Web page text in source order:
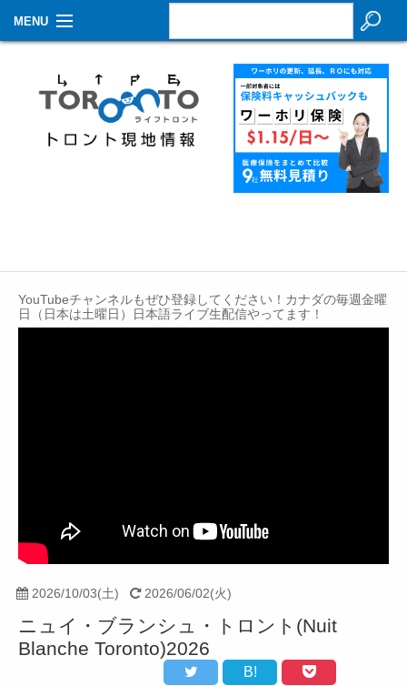
MENU
生活情報
その他
Contact
YouTubeチャンネルもぜひ登録してください！カナダの毎週金曜
日（日本は土曜日）日本語ライブ生配信やってます！
2026/10/03(土) 2026/06/02(火)
ニュイ・ブランシュ・トロント(Nuit
Blanche Toronto)2026
B!